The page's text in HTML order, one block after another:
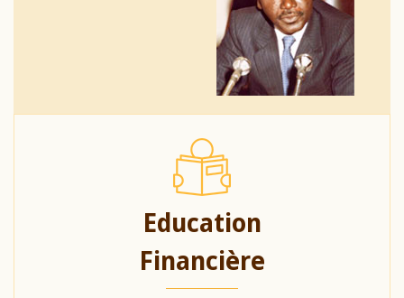
Education
Financière